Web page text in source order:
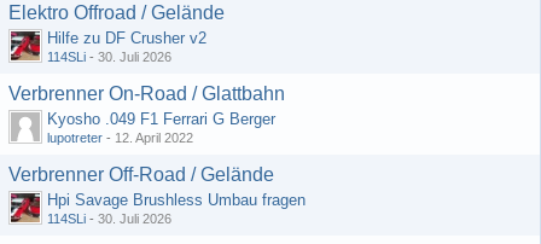
Elektro Offroad / Gelände
Hilfe zu DF Crusher v2
114SLi - 30. Juli 2026
Verbrenner On-Road / Glattbahn
Kyosho .049 F1 Ferrari G Berger
lupotreter - 12. April 2022
Verbrenner Off-Road / Gelände
Hpi Savage Brushless Umbau fragen
114SLi - 30. Juli 2026